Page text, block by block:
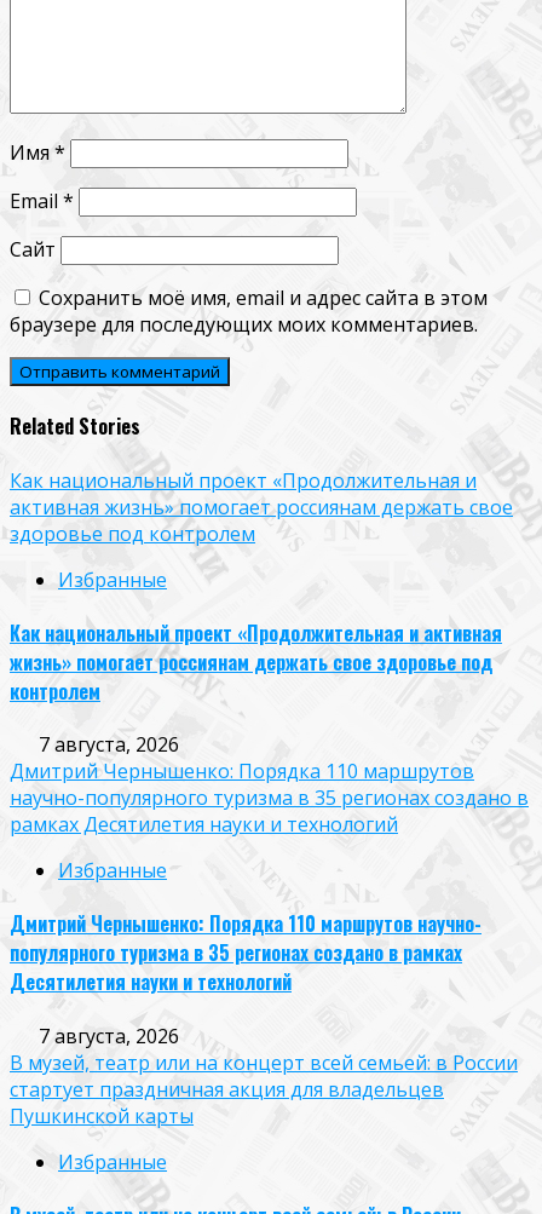
Имя*
Email *
Сайт
Сохранить моё имя, email и адрес сайта в этом
браузере для последующих моих комментариев.
Related Stories
Как национальный проект «Продолжительная и
активная жизнь» помогает россиянам держать свое
здоровье под контролем
Избранные
Как национальный проект «Продолжительная и активная
жизнь» помогает россиянам держать свое здоровье под
контролем
7 августа, 2026
Дмитрий Чернышенко: Порядка 110 маршрутов
научно-популярного туризма в 35 регионах создано в
рамках Десятилетия науки и технологий
Избранные
Дмитрий Чернышенко: Порядка 110 маршрутов научно-
популярного туризма в 35 регионах создано в рамках
Десятилетия науки и технологий
7 августа, 2026
В музей, театр или на концерт всей семьей: в России
стартует праздничная акция для владельцев
Пушкинской карты
Избранные